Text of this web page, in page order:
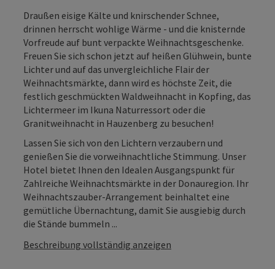
Draußen eisige Kälte und knirschender Schnee,
drinnen herrscht wohlige Wärme - und die knisternde
Vorfreude auf bunt verpackte Weihnachtsgeschenke.
Freuen Sie sich schon jetzt auf heißen Glühwein, bunte
Lichter und auf das unvergleichliche Flair der
Weihnachtsmärkte, dann wird es höchste Zeit, die
festlich geschmückten Waldweihnacht in Kopfing, das
Lichtermeer im Ikuna Naturressort oder die
Granitweihnacht in Hauzenberg zu besuchen!
Lassen Sie sich von den Lichtern verzaubern und
genießen Sie die vorweihnachtliche Stimmung. Unser
Hotel bietet Ihnen den Idealen Ausgangspunkt für
Zahlreiche Weihnachtsmärkte in der Donauregion. Ihr
Weihnachtszauber-Arrangement beinhaltet eine
gemütliche Übernachtung, damit Sie ausgiebig durch
die Stände bummeln ...
Beschreibung vollständig anzeigen